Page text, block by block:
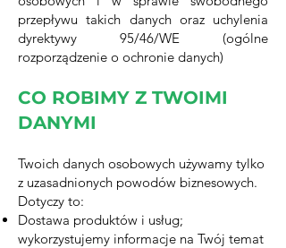
przepływu takich danych oraz uchylenia
dyrektywy 95/46/WE (ogólne
rozporządzenie o ochronie danych)
CO ROBIMY Z TWOIMI
DANYMI
Twoich danych osobowych używamy tylko
z uzasadnionych powodów biznesowych.
Dotyczy to:
Dostawa produktów i usług;
wykorzystujemy informacje na Twój temat